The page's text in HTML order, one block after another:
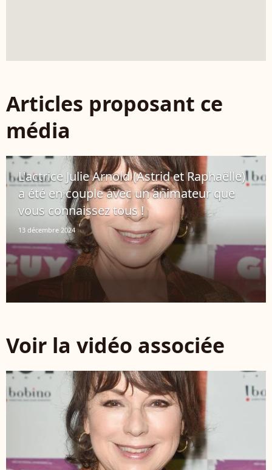
Articles proposant ce
média
L'actrice Julie Arnold (Astrid et Raphaëlle)
a été en couple avec un animateur que
vous connaissez tous !
13 décembre 2024
Voir la vidéo associée